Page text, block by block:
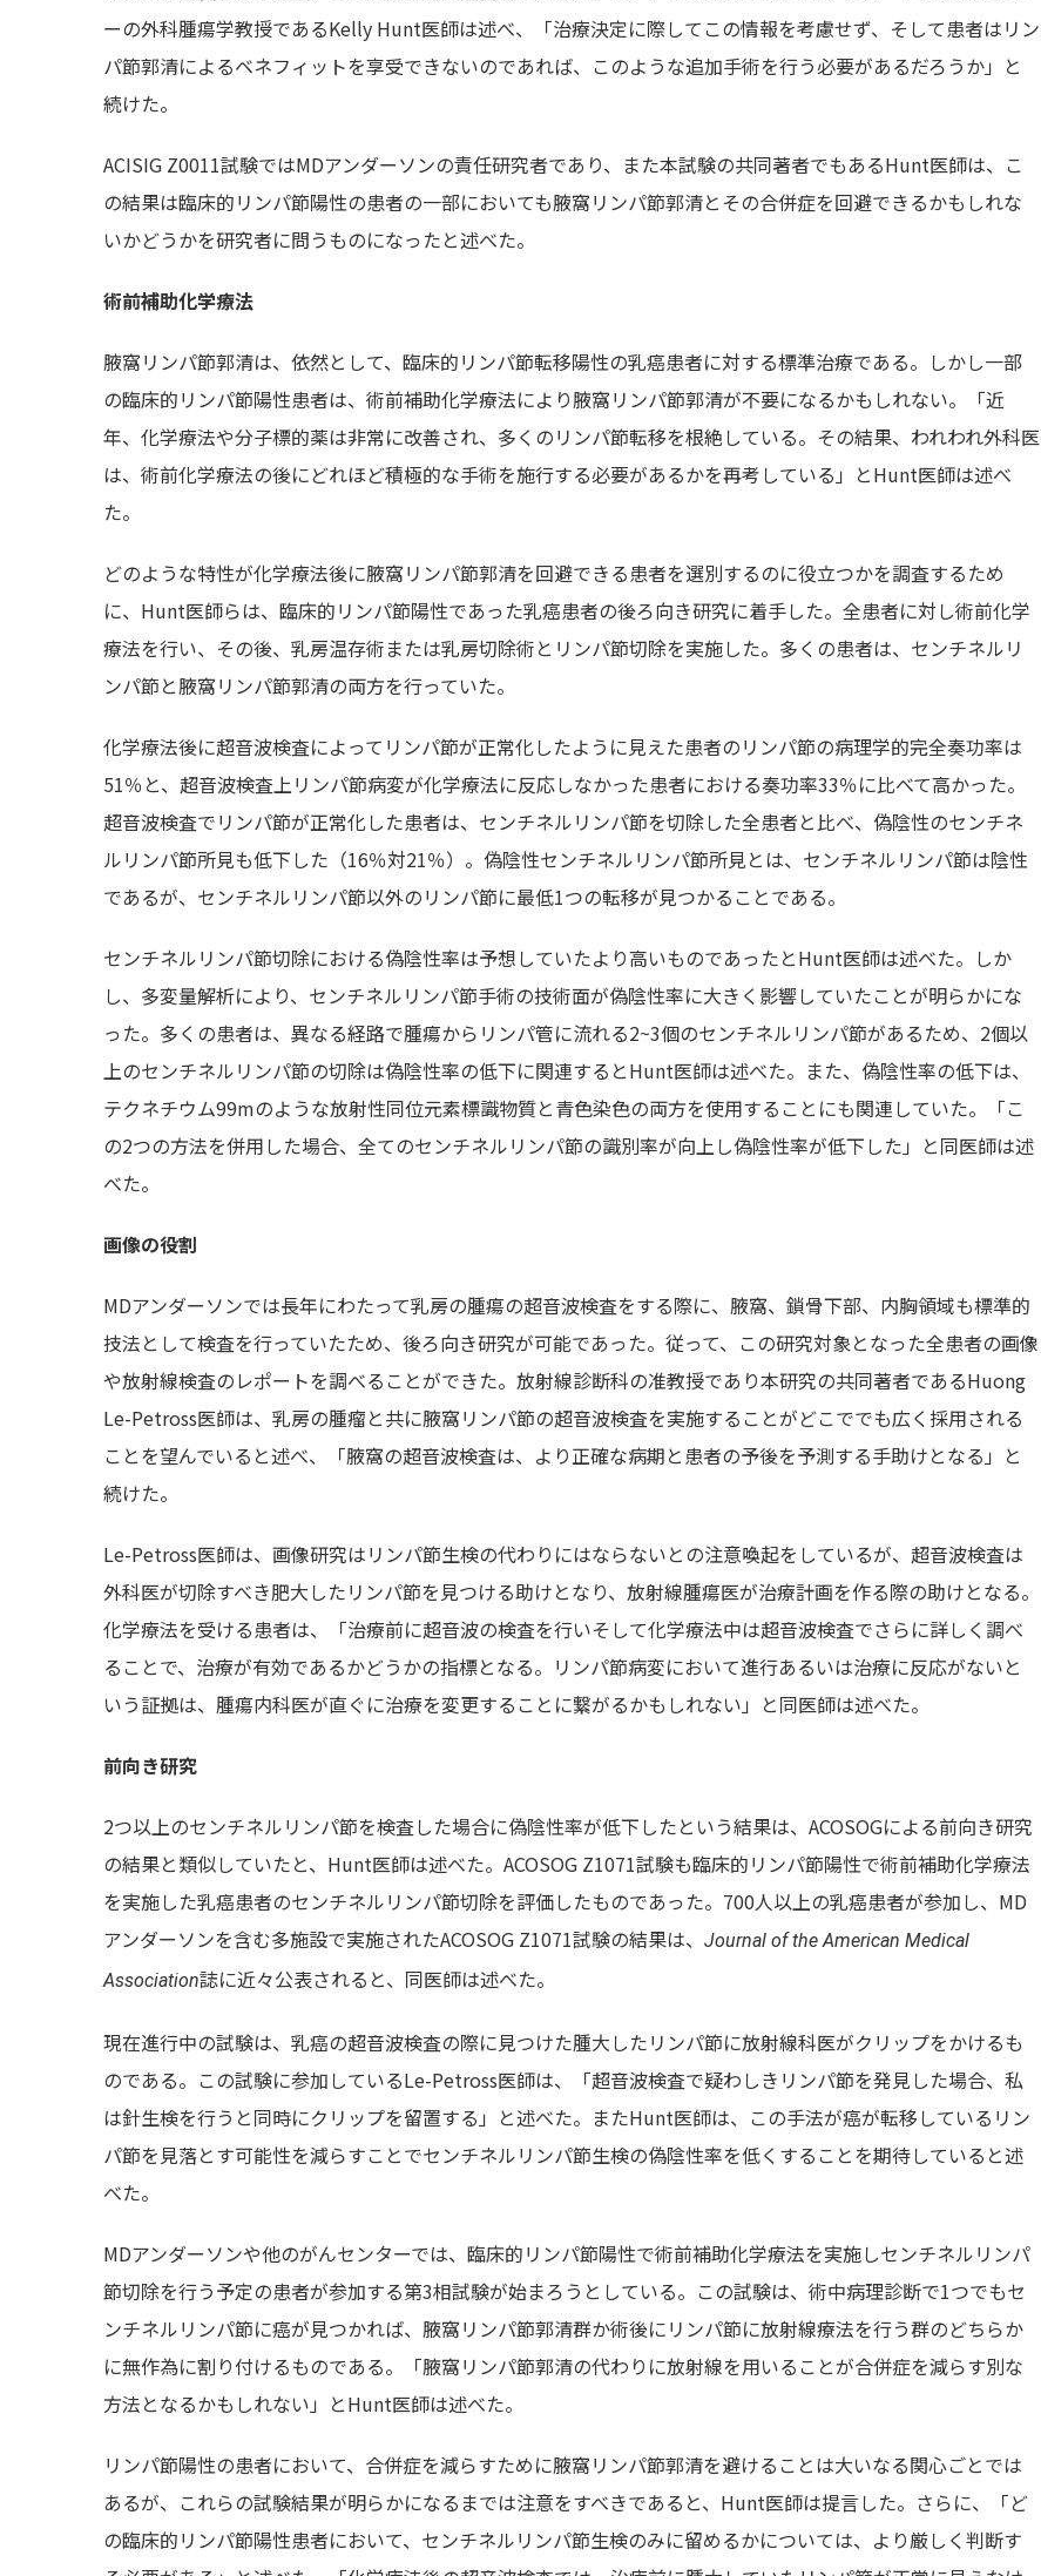
ーの外科腫瘍学教授であるKelly Hunt医師は述べ、「治療決定に際してこの情報を考慮せず、そして患者はリン
パ節郭清によるベネフィットを享受できないのであれば、このような追加手術を行う必要があるだろうか」と
続けた。
ACISIG Z0011試験ではMDアンダーソンの責任研究者であり、また本試験の共同著者でもあるHunt医師は、こ
の結果は臨床的リンパ節陽性の患者の一部においても腋窩リンパ節郭清とその合併症を回避できるかもしれな
いかどうかを研究者に問うものになったと述べた。
術前補助化学療法
腋窩リンパ節郭清は、依然として、臨床的リンパ節転移陽性の乳癌患者に対する標準治療である。しかし一部
の臨床的リンパ節陽性患者は、術前補助化学療法により腋窩リンパ節郭清が不要になるかもしれない。「近
年、化学療法や分子標的薬は非常に改善され、多くのリンパ節転移を根絶している。その結果、われわれ外科医
は、術前化学療法の後にどれほど積極的な手術を施行する必要があるかを再考している」とHunt医師は述べ
た。
どのような特性が化学療法後に腋窩リンパ節郭清を回避できる患者を選別するのに役立つかを調査するため
に、Hunt医師らは、臨床的リンパ節陽性であった乳癌患者の後ろ向き研究に着手した。全患者に対し術前化学
療法を行い、その後、乳房温存術または乳房切除術とリンパ節切除を実施した。多くの患者は、センチネルリ
ンパ節と腋窩リンパ節郭清の両方を行っていた。
化学療法後に超音波検査によってリンパ節が正常化したように見えた患者のリンパ節の病理学的完全奏功率は
51％と、超音波検査上リンパ節病変が化学療法に反応しなかった患者における奏功率33％に比べて高かった。
超音波検査でリンパ節が正常化した患者は、センチネルリンパ節を切除した全患者と比べ、偽陰性のセンチネ
ルリンパ節所見も低下した（16％対21％）。偽陰性センチネルリンパ節所見とは、センチネルリンパ節は陰性
であるが、センチネルリンパ節以外のリンパ節に最低1つの転移が見つかることである。
センチネルリンパ節切除における偽陰性率は予想していたより高いものであったとHunt医師は述べた。しか
し、多変量解析により、センチネルリンパ節手術の技術面が偽陰性率に大きく影響していたことが明らかにな
った。多くの患者は、異なる経路で腫瘍からリンパ管に流れる2~3個のセンチネルリンパ節があるため、2個以
上のセンチネルリンパ節の切除は偽陰性率の低下に関連するとHunt医師は述べた。また、偽陰性率の低下は、
テクネチウム99mのような放射性同位元素標識物質と青色染色の両方を使用することにも関連していた。「こ
の2つの方法を併用した場合、全てのセンチネルリンパ節の識別率が向上し偽陰性率が低下した」と同医師は述
べた。
画像の役割
MDアンダーソンでは長年にわたって乳房の腫瘍の超音波検査をする際に、腋窩、鎖骨下部、内胸領域も標準的
技法として検査を行っていたため、後ろ向き研究が可能であった。従って、この研究対象となった全患者の画像
や放射線検査のレポートを調べることができた。放射線診断科の准教授であり本研究の共同著者であるHuong
Le-Petross医師は、乳房の腫瘤と共に腋窩リンパ節の超音波検査を実施することがどこででも広く採用される
ことを望んでいると述べ、「腋窩の超音波検査は、より正確な病期と患者の予後を予測する手助けとなる」と
続けた。
Le-Petross医師は、画像研究はリンパ節生検の代わりにはならないとの注意喚起をしているが、超音波検査は
外科医が切除すべき肥大したリンパ節を見つける助けとなり、放射線腫瘍医が治療計画を作る際の助けとなる。
化学療法を受ける患者は、「治療前に超音波の検査を行いそして化学療法中は超音波検査でさらに詳しく調べ
ることで、治療が有効であるかどうかの指標となる。リンパ節病変において進行あるいは治療に反応がないと
いう証拠は、腫瘍内科医が直ぐに治療を変更することに繋がるかもしれない」と同医師は述べた。
前向き研究
2つ以上のセンチネルリンパ節を検査した場合に偽陰性率が低下したという結果は、ACOSOGによる前向き研究
の結果と類似していたと、Hunt医師は述べた。ACOSOG Z1071試験も臨床的リンパ節陽性で術前補助化学療法
を実施した乳癌患者のセンチネルリンパ節切除を評価したものであった。700人以上の乳癌患者が参加し、MD
アンダーソンを含む多施設で実施されたACOSOG Z1071試験の結果は、 Journal of the American Medical
Association誌に近々公表されると、同医師は述べた。
現在進行中の試験は、乳癌の超音波検査の際に見つけた腫大したリンパ節に放射線科医がクリップをかけるも
のである。この試験に参加しているLe-Petross医師は、「超音波検査で疑わしきリンパ節を発見した場合、私
は針生検を行うと同時にクリップを留置する」と述べた。またHunt医師は、この手法が癌が転移しているリン
パ節を見落とす可能性を減らすことでセンチネルリンパ節生検の偽陰性率を低くすることを期待していると述
べた。
MDアンダーソンや他のがんセンターでは、臨床的リンパ節陽性で術前補助化学療法を実施しセンチネルリンパ
節切除を行う予定の患者が参加する第3相試験が始まろうとしている。この試験は、術中病理診断で1つでもセ
ンチネルリンパ節に癌が見つかれば、腋窩リンパ節郭清群か術後にリンパ節に放射線療法を行う群のどちらか
に無作為に割り付けるものである。「腋窩リンパ節郭清の代わりに放射線を用いることが合併症を減らす別な
方法となるかもしれない」とHunt医師は述べた。
リンパ節陽性の患者において、合併症を減らすために腋窩リンパ節郭清を避けることは大いなる関心ごとでは
あるが、これらの試験結果が明らかになるまでは注意をすべきであると、Hunt医師は提言した。さらに、「ど
の臨床的リンパ節陽性患者において、センチネルリンパ節生検のみに留めるかについては、より厳しく判断す